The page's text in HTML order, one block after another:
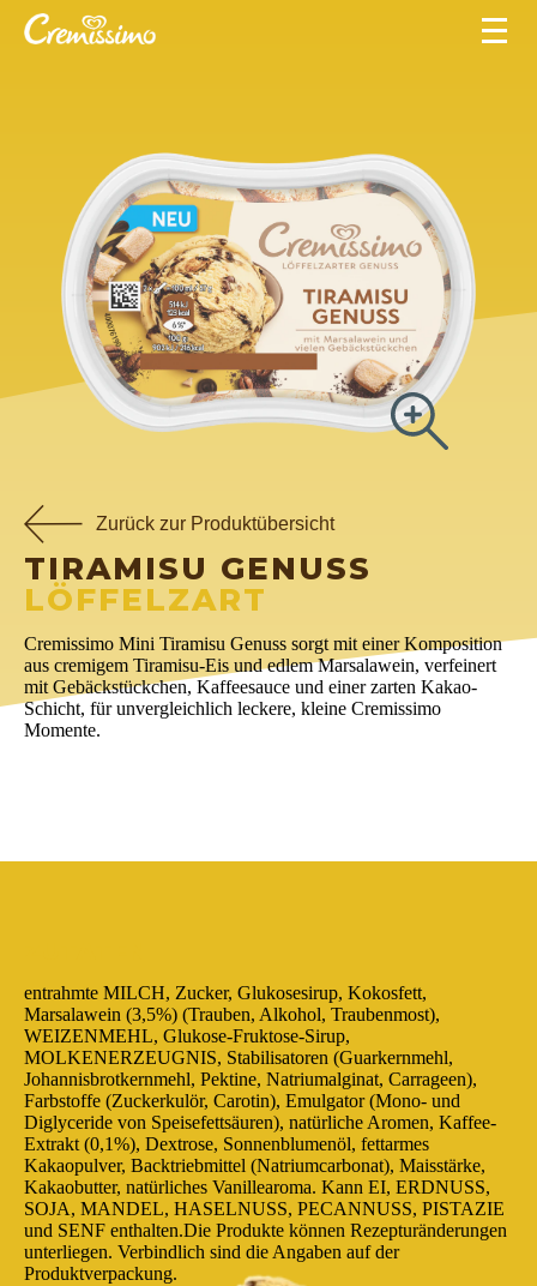
Zurück zur Produktübersicht
TIRAMISU GENUSS
LÖFFELZART
Cremissimo Mini Tiramisu Genuss sorgt mit einer Komposition
aus cremigem Tiramisu-Eis und edlem Marsalawein, verfeinert
mit Gebäckstückchen, Kaffeesauce und einer zarten Kakao-
Schicht, für unvergleichlich leckere, kleine Cremissimo
Momente.
entrahmte MILCH, Zucker, Glukosesirup, Kokosfett,
Marsalawein (3,5%) (Trauben, Alkohol, Traubenmost),
WEIZENMEHL, Glukose-Fruktose-Sirup,
MOLKENERZEUGNIS, Stabilisatoren (Guarkernmehl,
Johannisbrotkernmehl, Pektine, Natriumalginat, Carrageen),
Farbstoffe (Zuckerkulör, Carotin), Emulgator (Mono- und
Diglyceride von Speisefettsäuren), natürliche Aromen, Kaffee-
Extrakt (0,1%), Dextrose, Sonnenblumenöl, fettarmes
Kakaopulver, Backtriebmittel (Natriumcarbonat), Maisstärke,
Kakaobutter, natürliches Vanillearoma. Kann EI, ERDNUSS,
SOJA, MANDEL, HASELNUSS, PECANNUSS, PISTAZIE
und SENF enthalten.Die Produkte können Rezepturänderungen
unterliegen. Verbindlich sind die Angaben auf der
Produktverpackung.